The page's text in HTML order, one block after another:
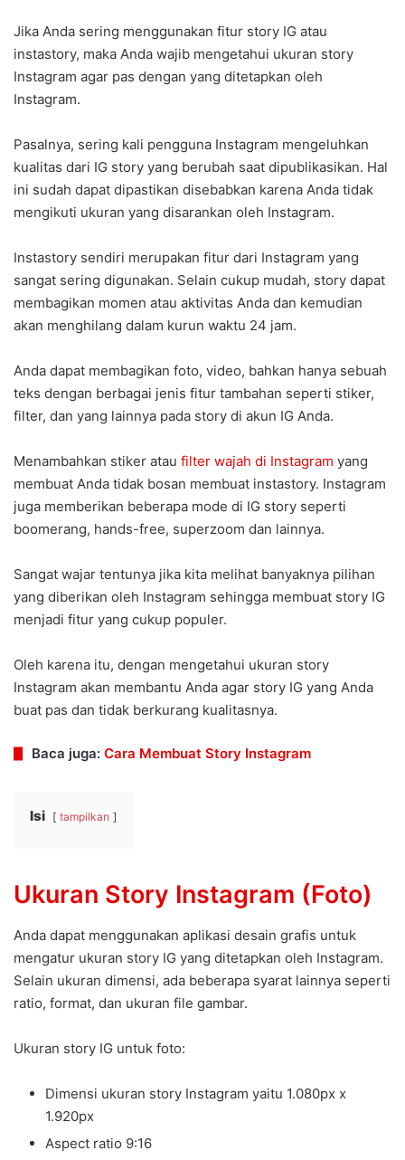
Jika Anda sering menggunakan fitur story IG atau
instastory, maka Anda wajib mengetahui ukuran story
Instagram agar pas dengan yang ditetapkan oleh
Instagram.
Pasalnya, sering kali pengguna Instagram mengeluhkan
kualitas dari IG story yang berubah saat dipublikasikan. Hal
ini sudah dapat dipastikan disebabkan karena Anda tidak
mengikuti ukuran yang disarankan oleh Instagram.
Instastory sendiri merupakan fitur dari Instagram yang
sangat sering digunakan. Selain cukup mudah, story dapat
membagikan momen atau aktivitas Anda dan kemudian
akan menghilang dalam kurun waktu 24 jam.
Anda dapat membagikan foto, video, bahkan hanya sebuah
teks dengan berbagai jenis fitur tambahan seperti stiker,
filter, dan yang lainnya pada story di akun IG Anda.
Menambahkan stiker atau filter wajah di Instagram yang
membuat Anda tidak bosan membuat instastory. Instagram
juga memberikan beberapa mode di IG story seperti
boomerang, hands-free, superzoom dan lainnya.
Sangat wajar tentunya jika kita melihat banyaknya pilihan
yang diberikan oleh Instagram sehingga membuat story IG
menjadi fitur yang cukup populer.
Oleh karena itu, dengan mengetahui ukuran story
Instagram akan membantu Anda agar story IG yang Anda
buat pas dan tidak berkurang kualitasnya.
Baca juga: Cara Membuat Story Instagram
Isi tampilkan
Ukuran Story Instagram (Foto)
Anda dapat menggunakan aplikasi desain grafis untuk
mengatur ukuran story IG yang ditetapkan oleh Instagram.
Selain ukuran dimensi, ada beberapa syarat lainnya seperti
ratio, format, dan ukuran file gambar.
Ukuran story IG untuk foto:
Dimensi ukuran story Instagram yaitu 1.080px x
1.920px
Aspect ratio 9:16